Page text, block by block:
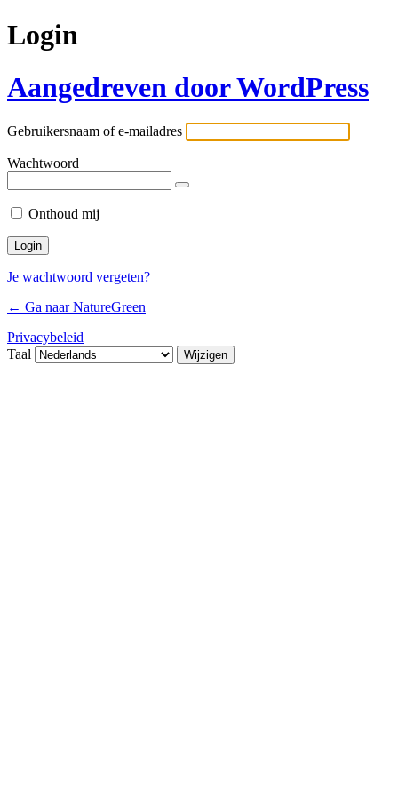
Login
Aangedreven door WordPress
Gebruikersnaam of e-mailadres
Wachtwoord
Onthoud mij
Je wachtwoord vergeten?
← Ga naar NatureGreen
Privacybeleid
Taal